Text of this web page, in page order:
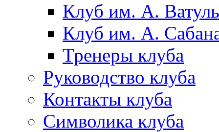
Клуб им. А.
Клуб им. А.
Тренеры клуба
Руководство клуба
Контакты клуба
Символика клуба